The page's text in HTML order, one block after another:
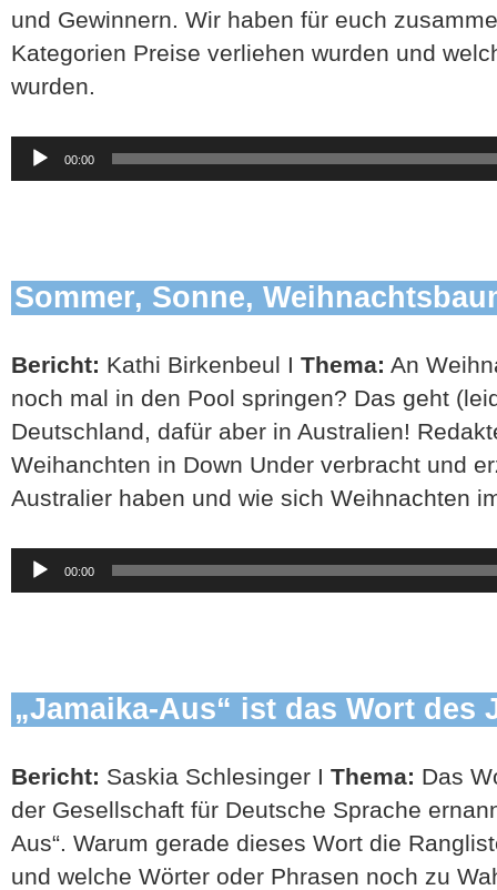
und Gewinnern. Wir haben für euch
Kategorien Preise verliehen wurden und
wurden.
Audio-
Player
00:00
Sommer, Sonne,
Bericht: Kathi Birkenbeul I Thema: An
noch mal in den Pool springen? Das geht
Deutschland, dafür aber in Australien!
Weihanchten in Down Under verbracht und
Australier haben und wie sich Weihnachten
Audio-
Player
00:00
„Jamaika-Aus“ ist das Wort des
Bericht: Saskia Schlesinger I Thema: Das
der Gesellschaft für Deutsche Sprache
Aus“. Warum gerade dieses Wort die
und welche Wörter oder Phrasen noch zu